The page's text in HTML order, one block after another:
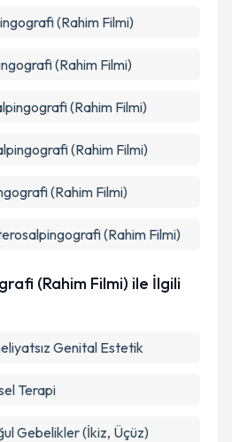
(Rahim Filmi)
(Rahim Filmi)
(Rahim Filmi)
(Rahim Filmi)
(Rahim Filmi)
(Rahim Filmi)
(Rahim Filmi) ile İlgili
Genital Estetik
Terapi
Gebelikler (İkiz, Üçüz)